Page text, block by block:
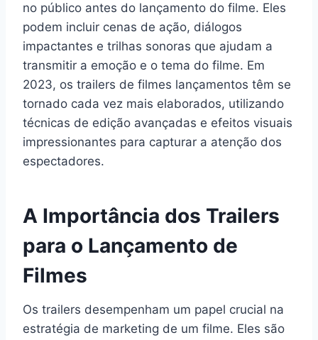
no público antes do lançamento do filme. Eles
podem incluir cenas de ação, diálogos
impactantes e trilhas sonoras que ajudam a
transmitir a emoção e o tema do filme. Em
2023, os trailers de filmes lançamentos têm se
tornado cada vez mais elaborados, utilizando
técnicas de edição avançadas e efeitos visuais
impressionantes para capturar a atenção dos
espectadores.
A Importância dos Trailers
para o Lançamento de
Filmes
Os trailers desempenham um papel crucial na
estratégia de marketing de um filme. Eles são